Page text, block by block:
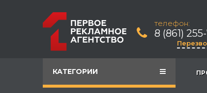
телефон:
8 (861)
КАТЕГОРИИ